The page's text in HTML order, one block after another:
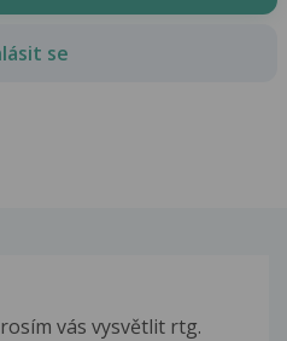
se
vás vysvětlit rtg.